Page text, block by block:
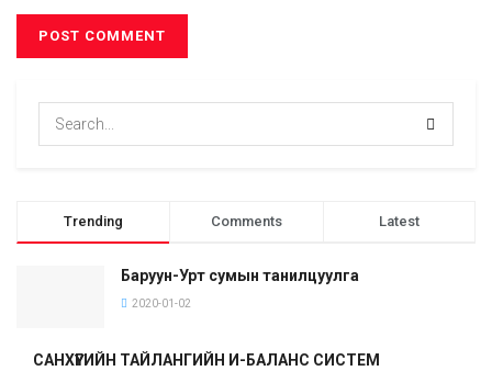
Trending Comments Latest
Баруун-Урт сумын танилцуулга
2020-01-02
САНХҮҮГИЙН ТАЙЛАНГИЙН И-БАЛАНС СИСТЕМ